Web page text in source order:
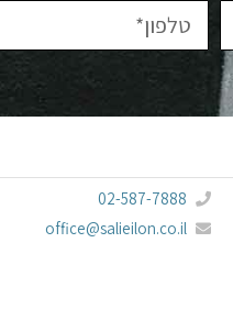
02-587-7888
office@salieilon.co.il